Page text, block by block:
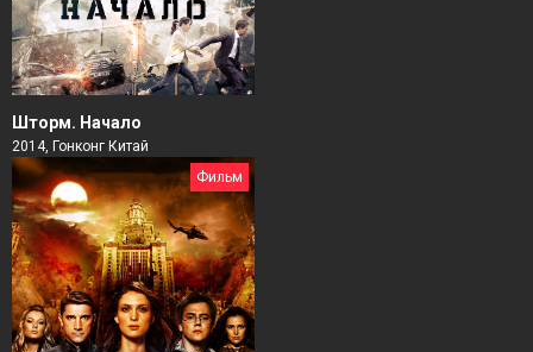
Шторм. Начало
2014, Гонконг Китай
Фильм